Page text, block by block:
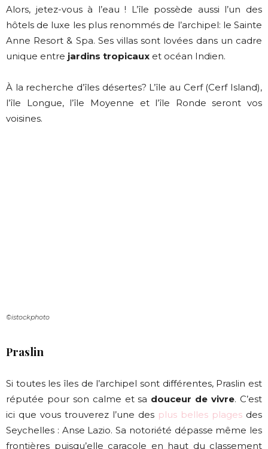
Alors, jetez-vous à l’eau ! L’île possède aussi l’un des
hôtels de luxe les plus renommés de l’archipel: le Sainte
Anne Resort & Spa. Ses villas sont lovées dans un cadre
unique entre jardins tropicaux et océan Indien.
À la recherche d’îles désertes? L’île au Cerf (Cerf Island),
l’île Longue, l’île Moyenne et l’île Ronde seront vos
voisines.
©istockphoto
Praslin
Si toutes les îles de l’archipel sont différentes, Praslin est
réputée pour son calme et sa douceur de vivre. C’est
ici que vous trouverez l’une des plus belles plages des
Seychelles : Anse Lazio. Sa notoriété dépasse même les
frontières puisqu’elle caracole en haut du classement